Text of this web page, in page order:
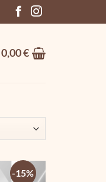
0,00€
-15%